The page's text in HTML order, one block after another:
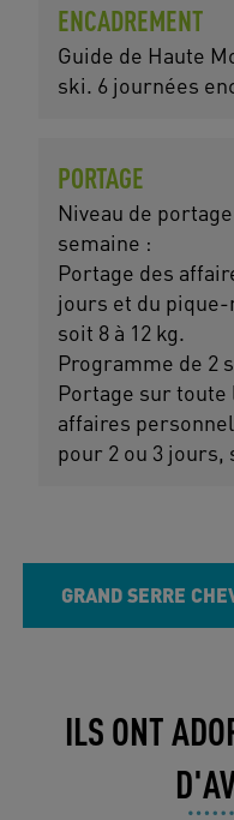
ENCADREMENT
Guide de Haute
ski. 6 journées
PORTAGE
Niveau de
semaine :
Portage des
jours et du
soit 8 à 12 kg.
Programme de 2
Portage sur toute
affaires
pour 2 ou 3 jours,
GRAND SERRE
ILS ONT